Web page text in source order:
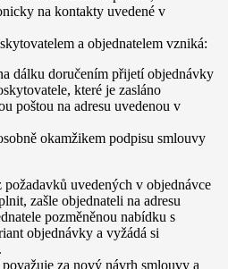
na kontakty uvedené v
a objednatelem vzniká:
dálku doručením přijetí objednávky
které je zasláno
poštou na adresu uvedenou v
okamžikem podpisu smlouvy
uvedených v objednávce
zašle objednateli na adresu
pozměněnou nabídku s
objednávky a vyžádá si
považuje za nový návrh smlouvy a